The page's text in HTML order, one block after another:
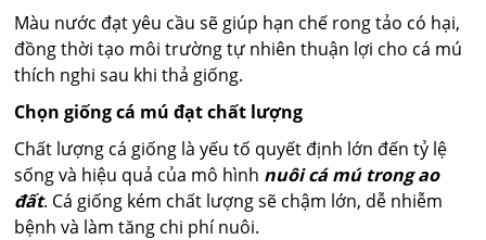
Màu nước đạt yêu cầu sẽ giúp hạn chế rong tảo có hại,
đồng thời tạo môi trường tự nhiên thuận lợi cho cá mú
thích nghi sau khi thả giống.
Chọn giống cá mú đạt chất lượng
Chất lượng cá giống là yếu tố quyết định lớn đến tỷ lệ
sống và hiệu quả của mô hình nuôi cá mú trong ao
đất. Cá giống kém chất lượng sẽ chậm lớn, dễ nhiễm
bệnh và làm tăng chi phí nuôi.